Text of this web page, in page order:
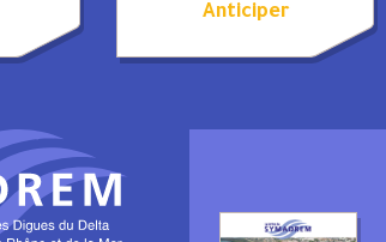
Anticiper